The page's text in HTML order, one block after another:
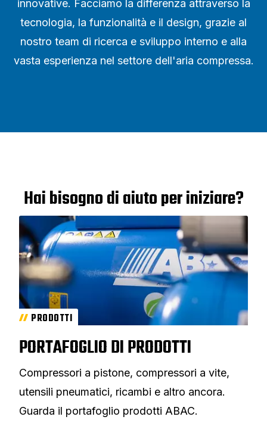
innovative. Facciamo la differenza attraverso la
tecnologia, la funzionalità e il design, grazie al
nostro team di ricerca e sviluppo interno e alla
vasta esperienza nel settore dell'aria compressa.
Hai bisogno di aiuto per iniziare?
PRODOTTI
PORTAFOGLIO DI PRODOTTI
Compressori a pistone, compressori a vite,
utensili pneumatici, ricambi e altro ancora.
Guarda il portafoglio prodotti ABAC.